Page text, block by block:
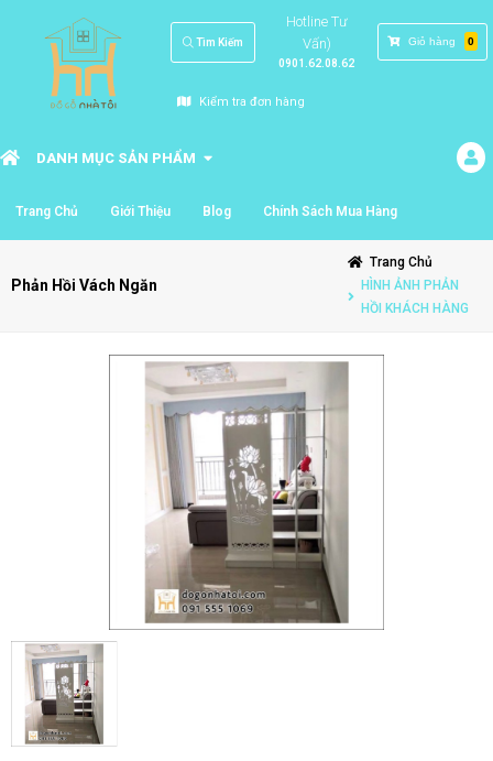
Tìm Kiếm
Hotline Tư
Vấn)
0901.62.08.62
Giỏ hàng 0
Kiểm tra đơn hàng
DANH MỤC SẢN PHẨM
Trang Chủ Giới Thiệu Blog Chính Sách Mua Hàng
Phản Hồi Vách Ngăn
Trang Chủ
HÌNH ẢNH PHẢN
HỒI KHÁCH HÀNG